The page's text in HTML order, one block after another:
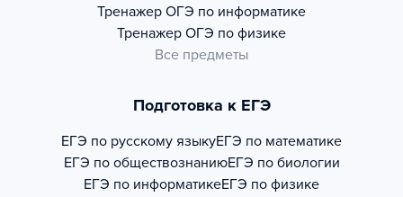
Тренажер ОГЭ по информатике
Тренажер ОГЭ по физике
Все предметы
Подготовка к ЕГЭ
ЕГЭ по русскому языкуЕГЭ по математике
ЕГЭ по обществознаниюЕГЭ по биологии
ЕГЭ по информатикеЕГЭ по физике